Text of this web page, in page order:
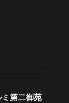
第二御苑